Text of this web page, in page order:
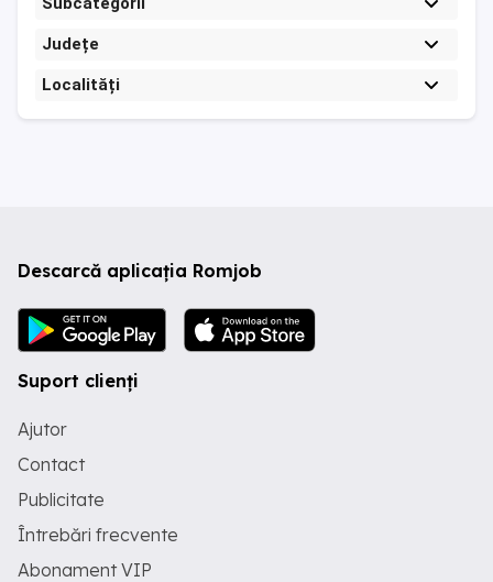
Județe
Localități
Descarcă aplicația Romjob
Suport clienți
Ajutor
Contact
Publicitate
Întrebări frecvente
Abonament VIP